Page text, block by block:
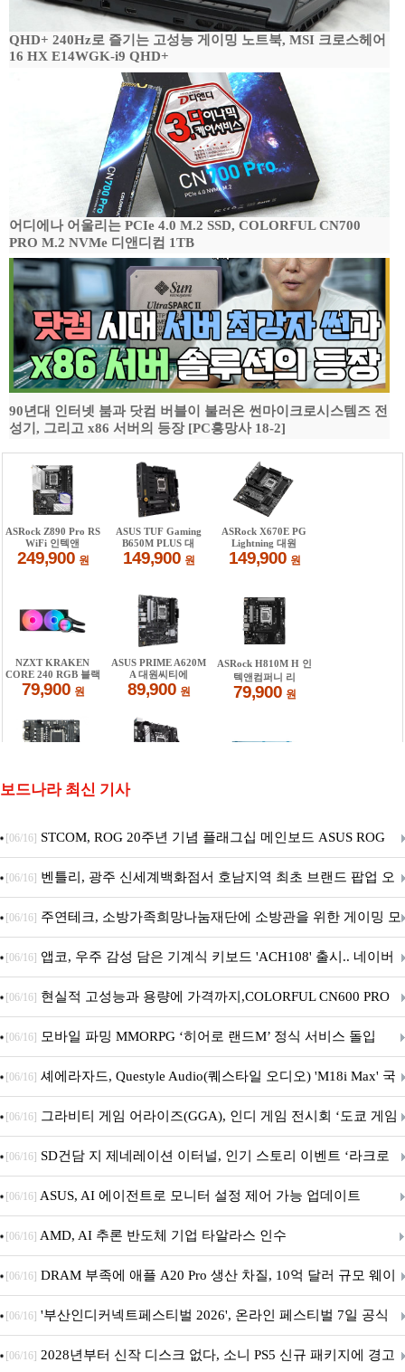
QHD+ 240Hz로 즐기는 고성능 게이밍 노트북, MSI 크로스헤어
16 HX E14WGK-i9 QHD+
어디에나 어울리는 PCIe 4.0 M.2 SSD, COLORFUL CN700
PRO M.2 NVMe 디앤디컴 1TB
90년대 인터넷 붐과 닷컴 버블이 불러온 썬마이크로시스템즈 전
성기, 그리고 x86 서버의 등장 [PC흥망사 18-2]
보드나라 최신 기사
[06/16] STCOM, ROG 20주년 기념 플래그십 메인보드 ASUS ROG
Crosshair X870E EDITION 20 국내 출시 예정
[06/16] 벤틀리, 광주 신세계백화점서 호남지역 최초 브랜드 팝업 오
픈
[06/16] 주연테크, 소방가족희망나눔재단에 소방관을 위한 게이밍 모
니터·스마트 펫 침대 기부
[06/16] 앱코, 우주 감성 담은 기계식 키보드 'ACH108' 출시.. 네이버
브랜드데이 기획전 진행
[06/16] 현실적 고성능과 용량에 가격까지,COLORFUL CN600 PRO
M.2 NVMe 디앤디컴 1TB
[06/16] 모바일 파밍 MMORPG ‘히어로 랜드M’ 정식 서비스 돌입
[06/16] 셰에라자드, Questyle Audio(퀘스타일 오디오) 'M18i Max' 국
내 정식 출시
[06/16] 그라비티 게임 어라이즈(GGA), 인디 게임 전시회 ‘도쿄 게임
던전 13’ 참가!
[06/16] SD건담 지 제네레이션 이터널, 인기 스토리 이벤트 ‘라크로
아의 용사’ 재개최 및 풍성한 기념 이벤트 실시!
[06/16] ASUS, AI 에이전트로 모니터 설정 제어 가능 업데이트
[06/16] AMD, AI 추론 반도체 기업 타알라스 인수
[06/16] DRAM 부족에 애플 A20 Pro 생산 차질, 10억 달러 규모 웨이
퍼 대기
[06/16] '부산인디커넥트페스티벌 2026', 온라인 페스티벌 7일 공식
개막... 22일간 진행
[06/16] 2028년부터 신작 디스크 없다, 소니 PS5 신규 패키지에 경고